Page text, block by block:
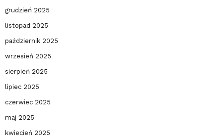
grudzień 2025
listopad 2025
październik 2025
wrzesień 2025
sierpień 2025
lipiec 2025
czerwiec 2025
maj 2025
kwiecień 2025